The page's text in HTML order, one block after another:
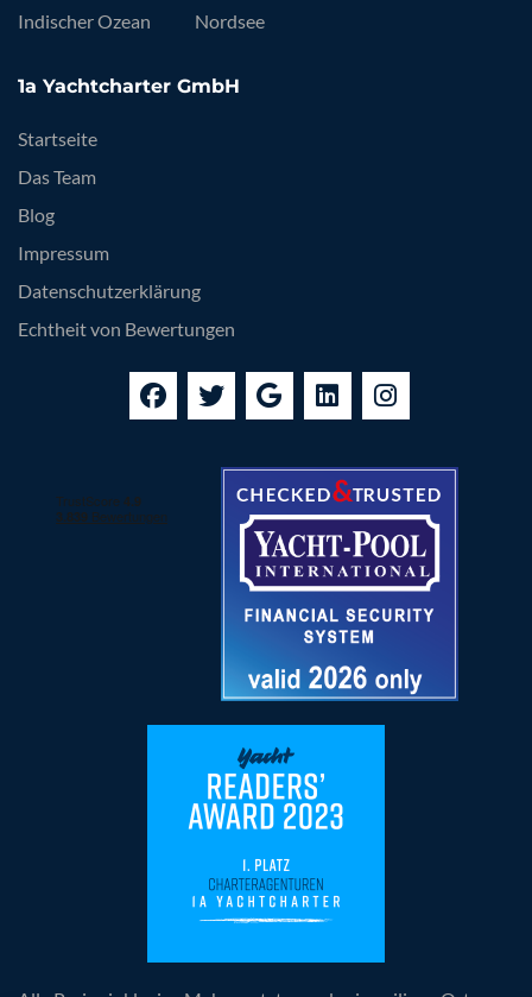
Indischer Ozean
Nordsee
1a Yachtcharter GmbH
Startseite
Das Team
Blog
Impressum
Datenschutzerklärung
Echtheit von Bewertungen